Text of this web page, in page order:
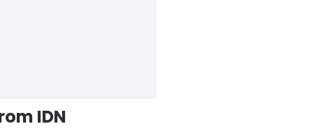
IDN